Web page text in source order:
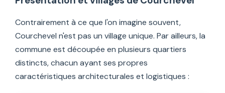
Contrairement à ce que l'on imagine souvent,
Courchevel n'est pas un village unique. Par ailleurs, la
commune est découpée en plusieurs quartiers
distincts, chacun ayant ses propres
caractéristiques architecturales et logistiques :